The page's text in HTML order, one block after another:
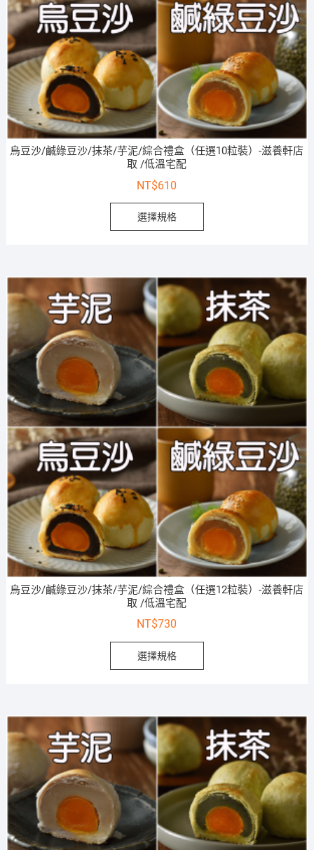
烏豆沙/鹹綠豆沙/抹茶/芋泥/綜合禮盒（任選10粒裝）-滋養軒店
取 /低溫宅配
NT$610
選擇規格
烏豆沙/鹹綠豆沙/抹茶/芋泥/綜合禮盒（任選12粒裝）-滋養軒店
取 /低溫宅配
NT$730
選擇規格